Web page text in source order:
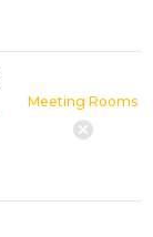
Meeting Rooms